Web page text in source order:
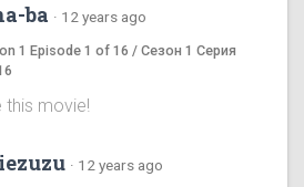
ba · 12 years ago
1 Episode 1 of 16 / Сезон 1 Серия
this movie!
· 12 years ago